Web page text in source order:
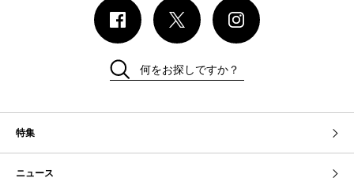
特集
ニュース
何をお探しですか？